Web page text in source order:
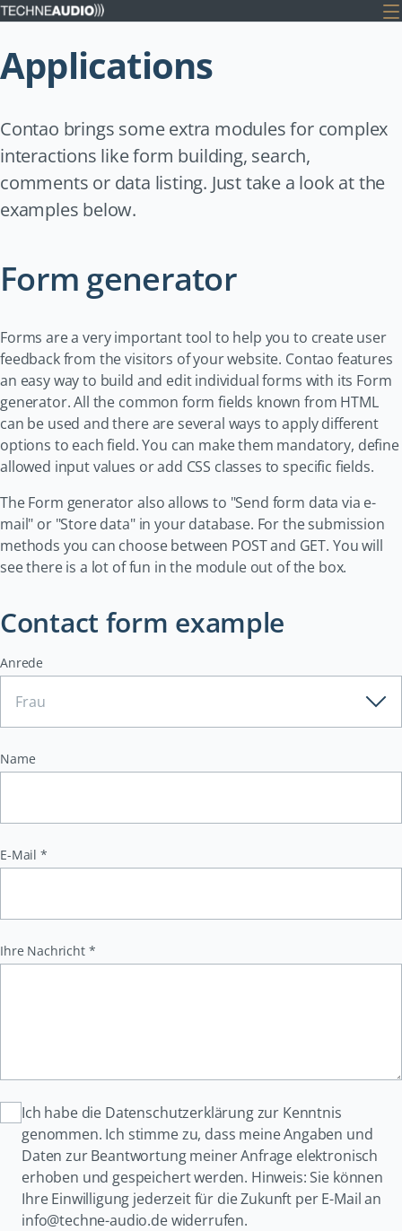
Applications
Contao brings some extra modules for complex
interactions like form building, search,
comments or data listing. Just take a look at the
examples below.
Form generator
Forms are a very important tool to help you to create user
feedback from the visitors of your website. Contao features
an easy way to build and edit individual forms with its Form
generator. All the common form fields known from HTML
can be used and there are several ways to apply different
options to each field. You can make them mandatory, define
allowed input values or add CSS classes to specific fields.
The Form generator also allows to "Send form data via e-
mail" or "Store data" in your database. For the submission
methods you can choose between POST and GET. You will
see there is a lot of fun in the module out of the box.
Contact form example
Anrede
Name
Pflichtfeld
E-Mail *
Pflichtfeld
Ihre Nachricht *
Ich habe die Datenschutzerklärung zur Kenntnis
genommen. Ich stimme zu, dass meine Angaben und
Daten zur Beantwortung meiner Anfrage elektronisch
erhoben und gespeichert werden. Hinweis: Sie können
Ihre Einwilligung jederzeit für die Zukunft per E-Mail an
info@techne-audio.de widerrufen.